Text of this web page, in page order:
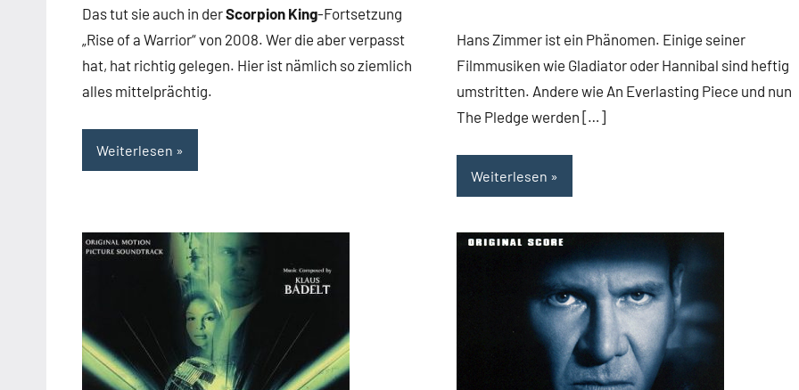
Das tut sie auch in derScorpion King⁣-Fortsetzung
„Rise of a Warrior“ von 2008. Wer die aber verpasst
hat, hat richtig gelegen. Hier ist nämlich so ziemlich
alles mittelprächtig.
Weiterlesen
Hans Zimmer ist ein Phänomen. Einige seiner
Filmmusiken wie Gladiator oder Hannibal sind heftig
umstritten. Andere wie An Everlasting Piece und nun
The Pledge werden […]
Weiterlesen